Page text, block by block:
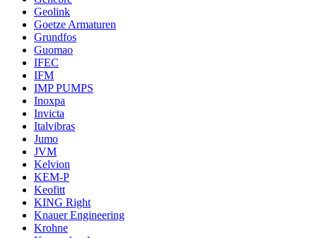
Geolink
Goetze Armaturen
Grundfos
Guomao
IFEC
IFM
IMP PUMPS
Inoxpa
Invicta
Italvibras
Jumo
JVM
Kelvion
KEM-P
Keofitt
KING Right
Knauer Engineering
Krohne